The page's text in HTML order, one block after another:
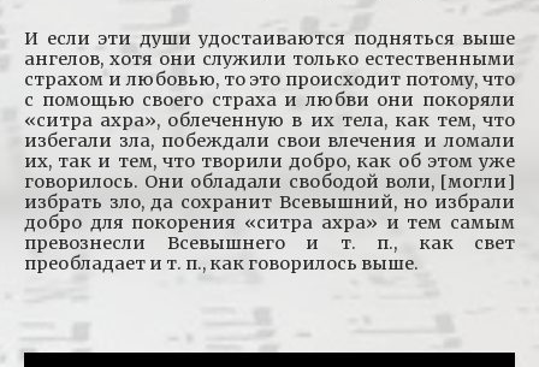
И если эти души удостаиваются подняться выше
ангелов, хотя они служили только естественными
страхом и любовью, то это происходит потому, что
с помощью своего страха и любви они покоряли
«ситра ахра», облеченную в их тела, как тем, что
избегали зла, побеждали свои влечения и ломали
их, так и тем, что творили добро, как об этом уже
говорилось. Они обладали свободой воли, [могли]
избрать зло, да сохранит Всевышний, но избрали
добро для покорения «ситра ахра» и тем самым
превознесли Всевышнего и т. п., как свет
преобладает и т. п., как говорилось выше.